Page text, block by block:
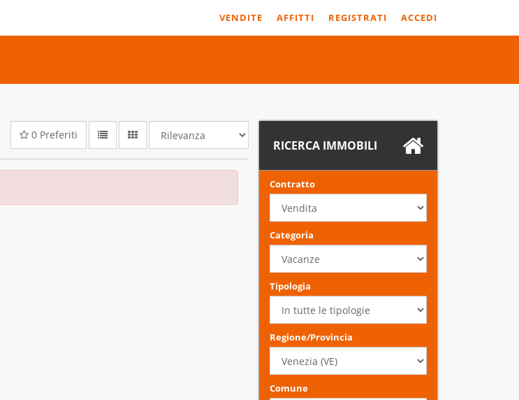
VENDITE AFFITTI REGISTRATI ACCEDI
0 Preferiti
RICERCA IMMOBILI
Contratto
Categoria
Tipologia
Regione/Provincia
Comune